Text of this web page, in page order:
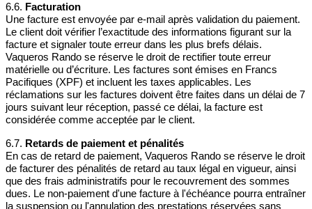
6.6. Facturation
Une facture est envoyée par e-mail après validation du paiement.
Le client doit vérifier l’exactitude des informations figurant sur la
facture et signaler toute erreur dans les plus brefs délais.
Vaqueros Rando se réserve le droit de rectifier toute erreur
matérielle ou d’écriture. Les factures sont émises en Francs
Pacifiques (XPF) et incluent les taxes applicables. Les
réclamations sur les factures doivent être faites dans un délai de 7
jours suivant leur réception, passé ce délai, la facture est
considérée comme acceptée par le client.
6.7. Retards de paiement et pénalités
En cas de retard de paiement, Vaqueros Rando se réserve le droit
de facturer des pénalités de retard au taux légal en vigueur, ainsi
que des frais administratifs pour le recouvrement des sommes
dues. Le non-paiement d'une facture à l'échéance pourra entraîner
la suspension ou l'annulation des prestations réservées sans